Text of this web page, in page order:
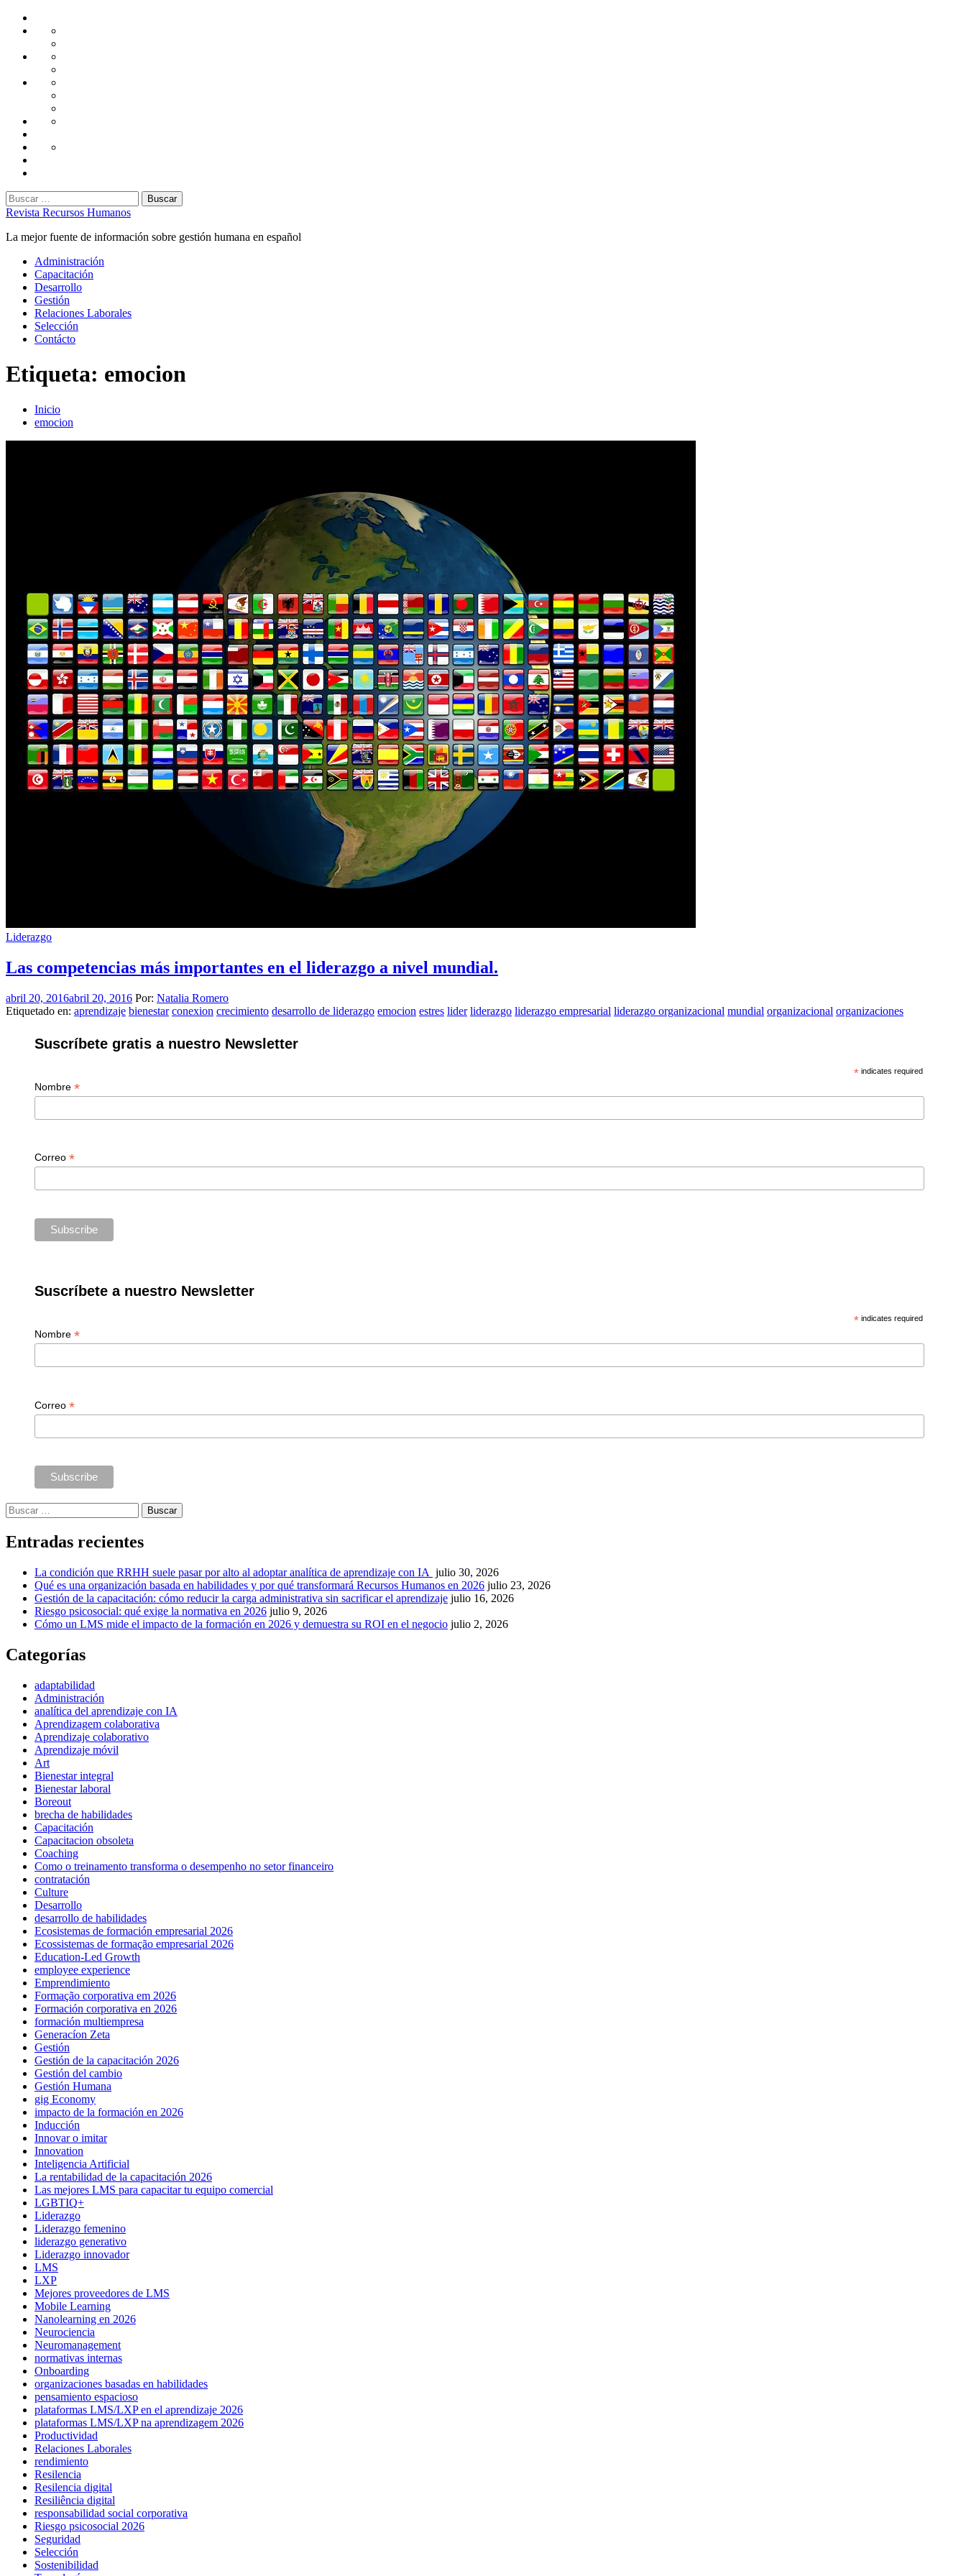
Saltar
Administración
Capacitación
Desarrollo
Gestión
Laborales
Selección
Buscar:
Revista Recursos Humanos
La mejor fuente de información sobre gestión humana en español
Menú
principal
Administración
Capacitación
Desarrollo
Gestión
Relaciones Laborales
Selección
Contácto
Etiqueta: emocion
Inicio
emocion
Liderazgo
Las competencias más importantes en el liderazgo a nivel mundial.
abril 20, 2016abril 20, 2016 Por: Natalia Romero
Etiquetado en: aprendizaje bienestar conexion crecimiento desarrollo de liderazgo emocion estres lider liderazgo liderazgo empresarial liderazgo organizacional mundial organizacional organizaciones
Suscríbete gratis a nuestro Newsletter
* indicates required
Nombre *
Correo *
Suscríbete a nuestro Newsletter
* indicates required
Nombre *
Correo *
Buscar:
Entradas recientes
La condición que RRHH suele pasar por alto al adoptar analítica de aprendizaje con IA julio 30, 2026
Qué es una organización basada en habilidades y por qué transformará Recursos Humanos en 2026 julio 23, 2026
Gestión de la capacitación: cómo reducir la carga administrativa sin sacrificar el aprendizaje julio 16, 2026
Riesgo psicosocial: qué exige la normativa en 2026 julio 9, 2026
Cómo un LMS mide el impacto de la formación en 2026 y demuestra su ROI en el negocio julio 2, 2026
Categorías
adaptabilidad
Administración
analítica del aprendizaje con IA
Aprendizagem colaborativa
Aprendizaje colaborativo
Aprendizaje móvil
Art
Bienestar integral
Bienestar laboral
Boreout
brecha de habilidades
Capacitación
Capacitacion obsoleta
Coaching
Como o treinamento transforma o desempenho no setor financeiro
contratación
Culture
Desarrollo
desarrollo de habilidades
Ecosistemas de formación empresarial 2026
Ecossistemas de formação empresarial 2026
Education-Led Growth
employee experience
Emprendimiento
Formação corporativa em 2026
Formación corporativa en 2026
formación multiempresa
Generacíon Zeta
Gestión
Gestión de la capacitación 2026
Gestión del cambio
Gestión Humana
gig Economy
impacto de la formación en 2026
Inducción
Innovar o imitar
Innovation
Inteligencia Artificial
La rentabilidad de la capacitación 2026
Las mejores LMS para capacitar tu equipo comercial
LGBTIQ+
Liderazgo
Liderazgo femenino
liderazgo generativo
Liderazgo innovador
LMS
LXP
Mejores proveedores de LMS
Mobile Learning
Nanolearning en 2026
Neurociencia
Neuromanagement
normativas internas
Onboarding
organizaciones basadas en habilidades
pensamiento espacioso
plataformas LMS/LXP en el aprendizaje 2026
plataformas LMS/LXP na aprendizagem 2026
Productividad
Relaciones Laborales
rendimiento
Resilencia
Resilencia digital
Resiliência digital
responsabilidad social corporativa
Riesgo psicosocial 2026
Seguridad
Selección
Sostenibilidad